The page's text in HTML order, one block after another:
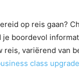
op reis gaan?
je boordevol
reis, variërend van
class